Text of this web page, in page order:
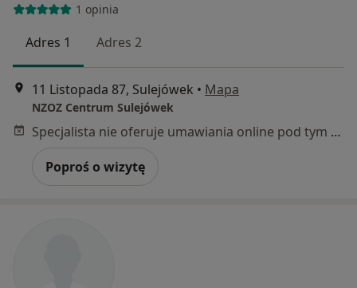
1 opinia
Adres 1 Adres 2
11 Listopada 87, Sulejówek • Mapa
NZOZ Centrum Sulejówek
Specjalista nie oferuje umawiania online pod tym adresem.
Poproś o wizytę